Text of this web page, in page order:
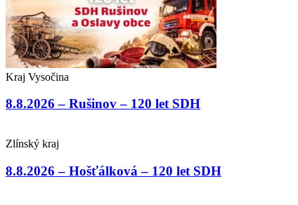
Kraj Vysočina
8.8.2026 – Rušinov – 120 let SDH
Zlínský kraj
8.8.2026 – Hošťálková – 120 let SDH